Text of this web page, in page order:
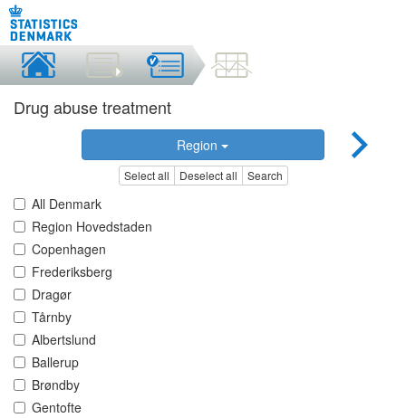
Drug abuse treatment
Region
Select all Deselect all Search
All Denmark
Region Hovedstaden
Copenhagen
Frederiksberg
Dragør
Tårnby
Albertslund
Ballerup
Brøndby
Gentofte